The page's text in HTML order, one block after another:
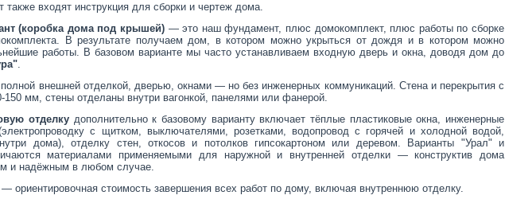
также входят инструкция для сборки и чертеж дома.
(коробка дома под крышей) — это наш фундамент, плюс домокомплект, плюс работы по сборке
В результате получаем дом, в котором можно укрыться от дождя и в котором можно
работы. В базовом варианте мы часто устанавливаем входную дверь и окна, доводя дом до
.
внешней отделкой, дверью, окнами — но без инженерных коммуникаций. Стена и перекрытия с
150 мм, стены отделаны внутри вагонкой, панелями или фанерой.
отделку дополнительно к базовому варианту включает тёплые пластиковые окна, инженерные
с щитком, выключателями, розетками, водопровод с горячей и холодной водой,
дома), отделку стен, откосов и потолков гипсокартоном или деревом. Варианты "Урал" и
материалами применяемыми для наружной и внутренней отделки — конструктив дома
и надёжным в любом случае.
— ориентировочная стоимость завершения всех работ по дому, включая внутреннюю отделку.